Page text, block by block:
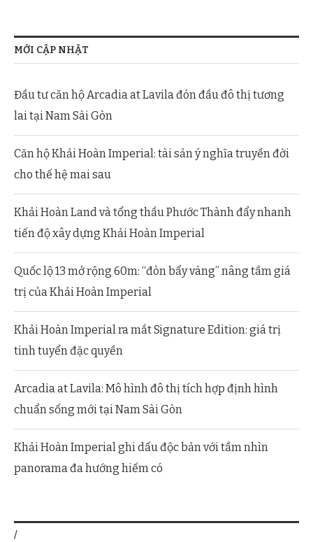
MỚI CẬP NHẬT
Đầu tư căn hộ Arcadia at Lavila đón đầu đô thị tương
lai tại Nam Sài Gòn
Căn hộ Khải Hoàn Imperial: tài sản ý nghĩa truyền đời
cho thế hệ mai sau
Khải Hoàn Land và tổng thầu Phước Thành đẩy nhanh
tiến độ xây dựng Khải Hoàn Imperial
Quốc lộ 13 mở rộng 60m: “đòn bẩy vàng” nâng tầm giá
trị của Khải Hoàn Imperial
Khải Hoàn Imperial ra mắt Signature Edition: giá trị
tinh tuyển đặc quyền
Arcadia at Lavila: Mô hình đô thị tích hợp định hình
chuẩn sống mới tại Nam Sài Gòn
Khải Hoàn Imperial ghi dấu độc bản với tầm nhìn
panorama đa hướng hiếm có
/